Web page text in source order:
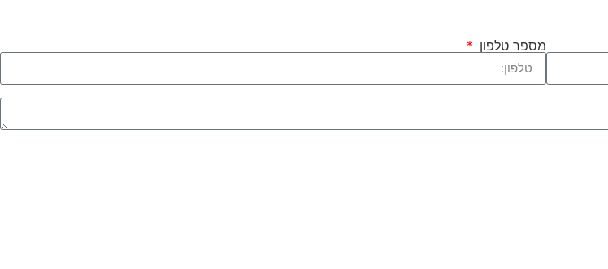
מספר טלפון